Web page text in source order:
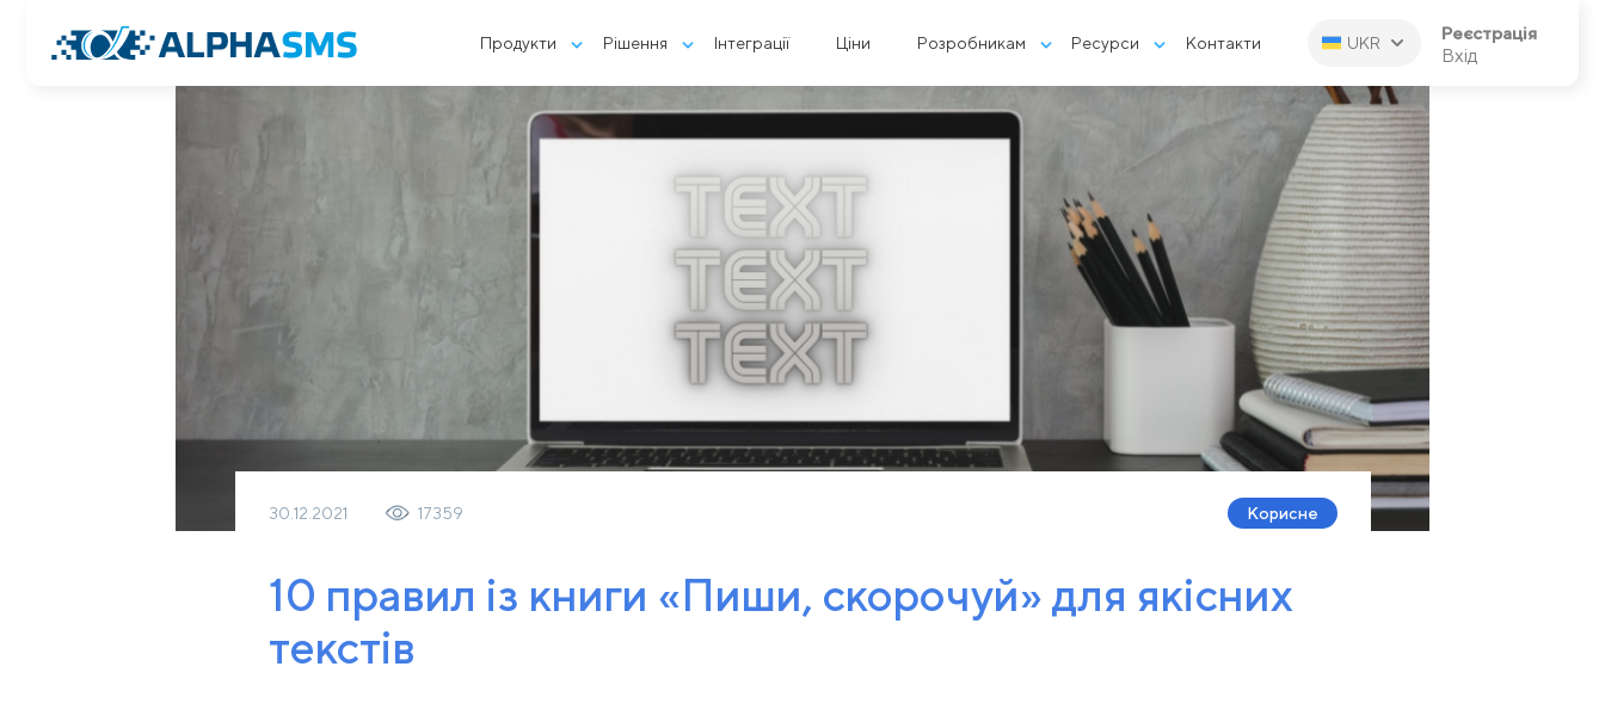
Продукти Рішення Інтеграції Ціни Розробникам Ресурси Контакти UKR Реєстрація
Вхід
30.12.2021 17359 Корисне
10 правил із книги «Пиши, скорочуй» для якісних
текстів